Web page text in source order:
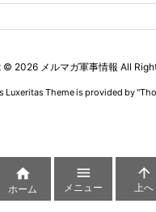
© 2026 メルマガ軍事情報 All
Luxeritas Theme is provided by "

ホーム

メニュー

上へ